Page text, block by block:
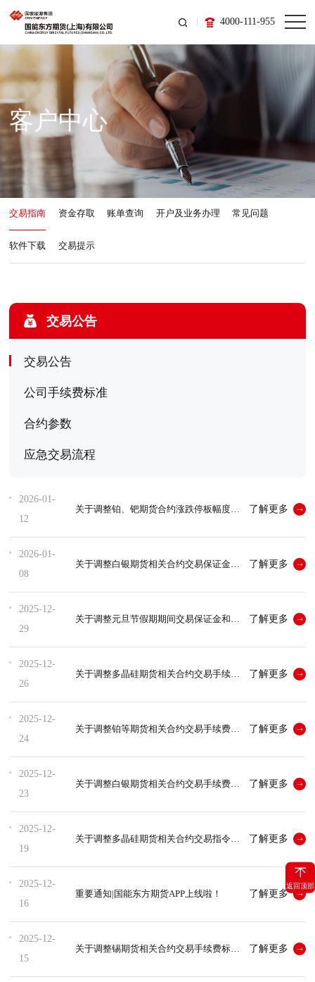
4000-111-955
客户中心
交易指南 资金存取 账单查询 开户及业务办理 常见问题
软件下载 交易提示
交易公告
交易公告
公司手续费标准
合约参数
应急交易流程
2026-01-
12
关于调整铂、钯期货合约涨跌停板幅度和交易保证金标准的通知 了解更多
2026-01-
08
关于调整白银期货相关合约交易保证金比例和涨跌停板幅度的通知 了解更多
2025-12-
29
了解更多
2025-12-
26
关于调整多晶硅期货相关合约交易手续费标准及交易限额的的通知 了解更多
2025-12-
24
关于调整铂等期货相关合约交易手续费标准及交易限额的的通知 了解更多
2025-12-
23
关于调整白银期货相关合约交易手续费标准的通知 了解更多
2025-12-
19
关于调整多晶硅期货相关合约交易指令最小开仓下单数量以及铂、钯期... 了解更多
2025-12-
16
重要通知|国能东方期货APP上线啦！ 了解更多
2025-12-
15
关于调整锡期货相关合约交易手续费标准的通知 了解更多
返回顶部